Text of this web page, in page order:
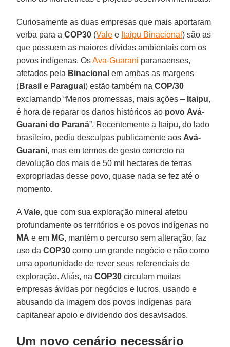
Curiosamente as duas empresas que mais aportaram
verba para aCOP30 (Vale e Itaipu Binacional) são as
que possuem as maiores dívidas ambientais com os
povos indígenas. OsAva-Guarani paranaenses,
afetados pela Binacional em ambas as margens
(Brasil e Paraguai) estão também naCOP/30
exclamando “Menos promessas, mais ações – Itaipu,
é hora de reparar os danos históricos ao povo Avá-
Guarani do Paraná”. Recentemente a Itaipu, do lado
brasileiro, pediu desculpas publicamente aos Avá-
Guarani, mas em termos de gesto concreto na
devolução dos mais de 50 mil hectares de terras
expropriadas desse povo, quase nada se fez até o
momento.
AVale, que com sua exploração mineral afetou
profundamente os territórios e os povos indígenas no
MA e em MG, mantém o percurso sem alteração, faz
uso daCOP30 como um grande negócio e não como
uma oportunidade de rever seus referenciais de
exploração. Aliás, naCOP30 circulam muitas
empresas ávidas por negócios e lucros, usando e
abusando da imagem dos povos indígenas para
capitanear apoio e dividendo dos desavisados.
Um novo cenário necessário